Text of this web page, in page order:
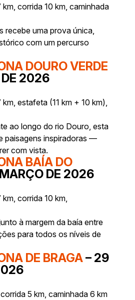
corrida 10 km, caminhada
recebe uma prova única,
com um percurso
DOURO VERDE
DE 2026
estafeta (11 km + 10 km),
ao longo do rio Douro, esta
paisagens inspiradoras —
com vista.
BAÍA DO
DE 2026
corrida 10 km,
à margem da baía entre
para todos os níveis de
DE BRAGA– 29
5 km, caminhada 6 km